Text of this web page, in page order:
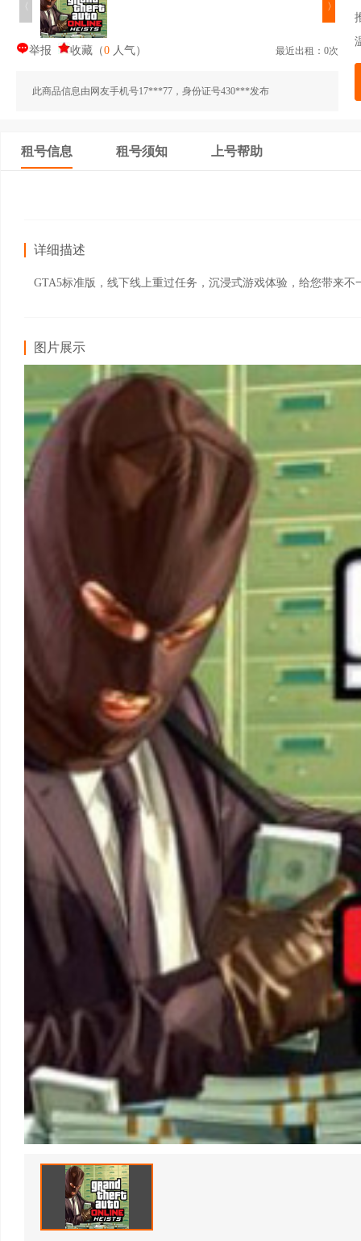
〈 〉
举报 收藏 （0 人气） 最近出租：0次
此商品信息由网友手机号17***77，身份证号430***发布
租号信息 租号须知 上号帮助
详细描述
GTA5标准版，线下线上重过任务，沉浸式游戏体验，给您带来
图片展示